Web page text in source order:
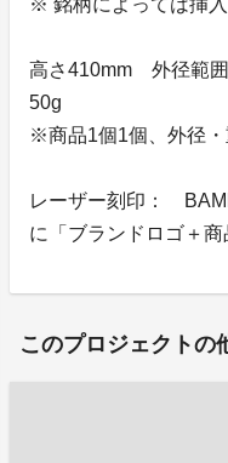
高さ410mm 外径範
50g
※商品1個1個、外径・
レーザー刻印：
に「ブランドロゴ＋
このプロジェクトの